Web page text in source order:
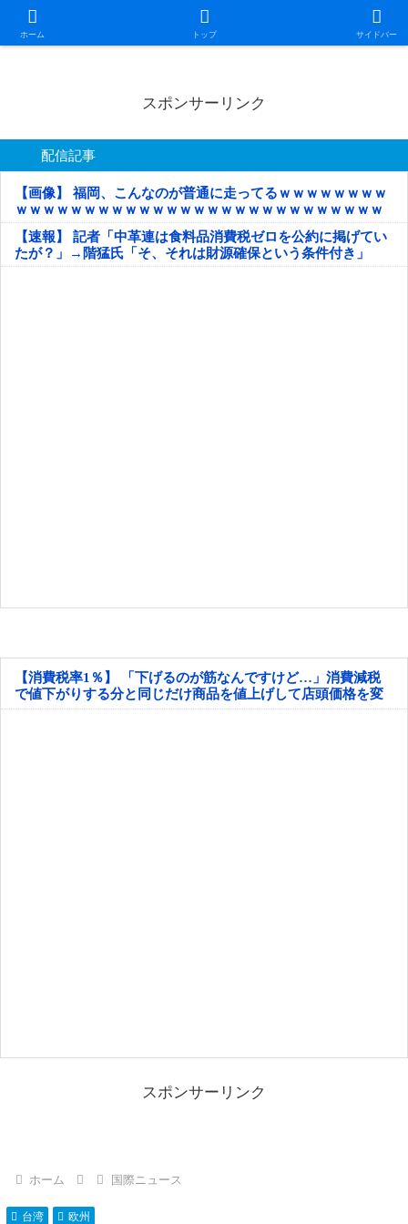
ホーム トップ サイドバー
日本第一！ニュース録
スポンサーリンク
配信記事
【画像】 福岡、こんなのが普通に走ってるｗｗｗｗｗｗｗｗ
ｗｗｗｗｗｗｗｗｗｗｗｗｗｗｗｗｗｗｗｗｗｗｗｗｗｗｗ
ｗｗｗｗｗ
【速報】 記者「中革連は食料品消費税ゼロを公約に掲げてい
たが？」→階猛氏「そ、それは財源確保という条件付き」
【消費税率1％】 「下げるのが筋なんですけど…」消費減税
で値下がりする分と同じだけ商品を値上げして店頭価格を変
えない店も
スポンサーリンク
ホーム 国際ニュース
台湾 欧州